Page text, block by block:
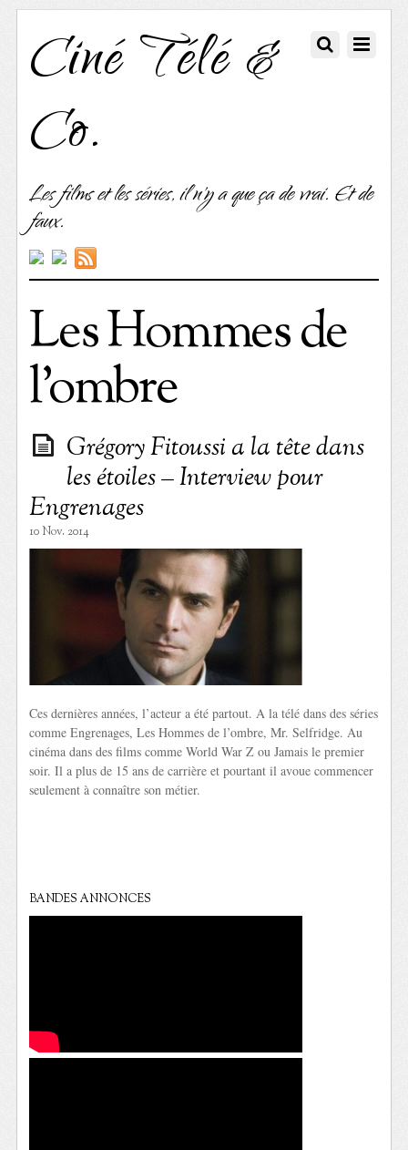
Ciné Télé &
Co.
Les films et les séries, il n'y a que ça de vrai. Et de
faux.
Les Hommes de
l’ombre
Grégory Fitoussi a la tête dans
les étoiles – Interview pour
Engrenages
10 Nov. 2014
Ces dernières années, l’acteur a été partout. A la télé dans des séries
comme Engrenages, Les Hommes de l’ombre, Mr. Selfridge. Au
cinéma dans des films comme World War Z ou Jamais le premier
soir. Il a plus de 15 ans de carrière et pourtant il avoue commencer
seulement à connaître son métier.
BANDES ANNONCES